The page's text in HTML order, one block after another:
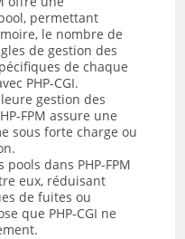
permettant
le nombre de
de gestion des
de chaque
PHP-CGI.
gestion des
FPM assure une
sous forte charge ou
dans PHP-FPM
eux, réduisant
de fuites ou
que PHP-CGI ne